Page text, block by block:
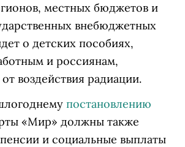
местных бюджетов и
внебюджетных
о детских пособиях,
и россиянам,
воздействия радиации.
постановлению
«Мир» должны также
и социальные выплаты